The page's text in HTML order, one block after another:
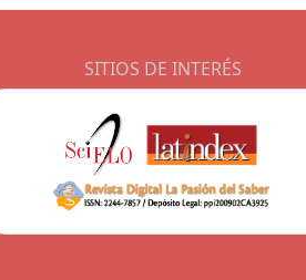
SITIOS DE INTERÉS